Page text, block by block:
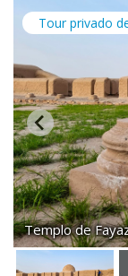
Tour privado
Templo de